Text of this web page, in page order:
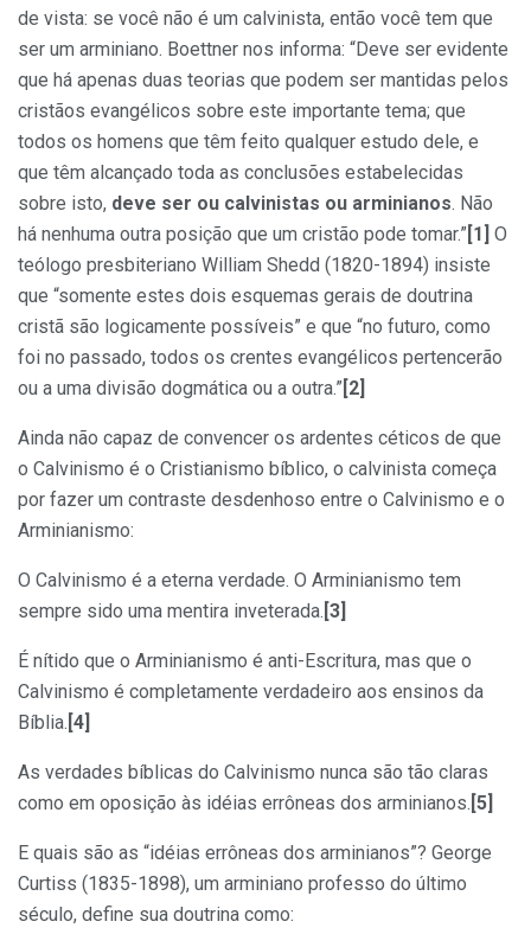
de vista: se você não é um calvinista, então você tem que
ser um arminiano. Boettner nos informa: “Deve ser evidente
que há apenas duas teorias que podem ser mantidas pelos
cristãos evangélicos sobre este importante tema; que
todos os homens que têm feito qualquer estudo dele, e
que têm alcançado toda as conclusões estabelecidas
sobre isto, deve ser ou calvinistas ou arminianos. Não
há nenhuma outra posição que um cristão pode tomar.” [1] O
teólogo presbiteriano William Shedd (1820-1894) insiste
que “somente estes dois esquemas gerais de doutrina
cristã são logicamente possíveis” e que “no futuro, como
foi no passado, todos os crentes evangélicos pertencerão
ou a uma divisão dogmática ou a outra.” [2]
Ainda não capaz de convencer os ardentes céticos de que
o Calvinismo é o Cristianismo bíblico, o calvinista começa
por fazer um contraste desdenhoso entre o Calvinismo e o
Arminianismo:
O Calvinismo é a eterna verdade. O Arminianismo tem
sempre sido uma mentira inveterada. [3]
É nítido que o Arminianismo é anti-Escritura, mas que o
Calvinismo é completamente verdadeiro aos ensinos da
Bíblia. [4]
As verdades bíblicas do Calvinismo nunca são tão claras
como em oposição às idéias errôneas dos arminianos. [5]
E quais são as “idéias errôneas dos arminianos”? George
Curtiss (1835-1898), um arminiano professo do último
século, define sua doutrina como: